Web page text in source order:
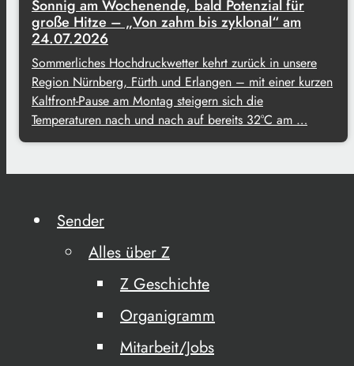
Sonnig am Wochenende, bald Potenzial für
große Hitze – „Von zahm bis zyklonal“ am
24.07.2026
Sommerliches Hochdruckwetter kehrt zurück in unsere
Region Nürnberg, Fürth und Erlangen – mit einer kurzen
Kaltfront-Pause am Montag steigern sich die
Temperaturen nach und nach auf bereits 32°C am …
Sender
Alles über Z
Z Geschichte
Organigramm
Mitarbeit/Jobs